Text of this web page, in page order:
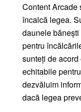
Content Arcade
încalcă legea.
daunele
pentru
sunteți de
echitabile
dezvăluim
dacă legea